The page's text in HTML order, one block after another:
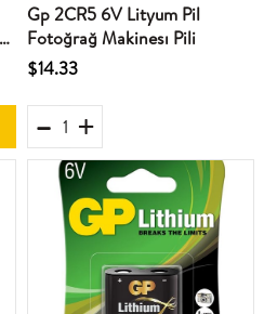
Gp 2CR5 6V Lityum Pil
Fotoğrağ Makinesı Pili
$14.33